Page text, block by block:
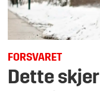
FORSVARET
Dette